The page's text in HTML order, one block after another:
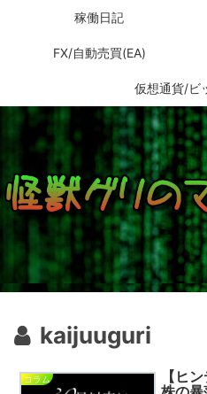
稼働日記
FX/自動売買(EA)
仮想通貨/ビ
kaijuuguri
コラム
【ヒ